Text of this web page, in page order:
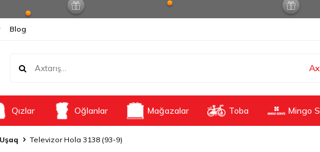
Blog
Qızlar Oğlanlar Mağazalar Toba Mingo
Televizor Hola 3138 (93-9)